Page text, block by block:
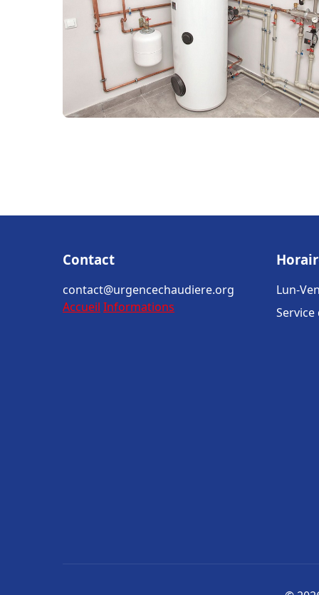
Contact
contact@urgencechaudiere.org
Accueil Informations
Lun-